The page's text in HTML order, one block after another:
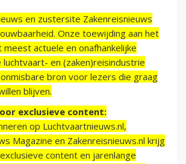
en zustersite Zakenreisnieuws
Onze toewijding aan het
actuele en onafhankelijke
en (zaken)reisindustrie
bron voor lezers die graag
blijven.
exclusieve content:
op Luchtvaartnieuws.nl,
Magazine en Zakenreisnieuws.nl krijg
content en jarenlange